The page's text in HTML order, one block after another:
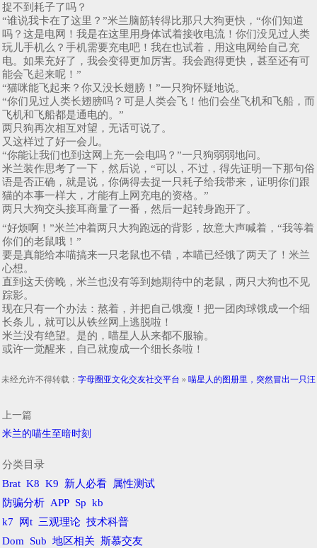
捉不到耗子了吗？
“谁说我卡在了这里？”米兰脑筋转得比那只大狗更快，“你们知道
吗？这是电网！我是在这里用身体试着接收电流！你们没见过人类
玩儿手机么？手机需要充电吧！我在也试着，用这电网给自己充
电。如果充好了，我会变得更加厉害。我会跑得更快，甚至还有可
能会飞起来呢！”
“猫咪能飞起来？你又没长翅膀！”一只狗怀疑地说。
“你们见过人类长翅膀吗？可是人类会飞！他们会坐飞机和飞船，而
飞机和飞船都是通电的。”
两只狗再次相互对望，无话可说了。
又这样过了好一会儿。
“你能让我们也到这网上充一会电吗？”一只狗弱弱地问。
米兰装作思考了一下，然后说，“可以，不过，得先证明一下那句俗
语是否正确，就是说，你俩得去捉一只耗子给我带来，证明你们跟
猫的本事一样大，才能有上网充电的资格。”
两只大狗交头接耳商量了一番，然后一起转身跑开了。
“好烦啊！”米兰冲着两只大狗跑远的背影，故意大声喊着，“我等着
你们的老鼠哦！”
要是真能给本喵搞来一只老鼠也不错，本喵已经饿了两天了！米兰
心想。
直到这天傍晚，米兰也没有等到她期待中的老鼠，两只大狗也不见
踪影。
现在只有一个办法：熬着，并把自己饿瘦！把一团肉球饿成一个细
长条儿，就可以从铁丝网上逃脱啦！
米兰没有绝望。是的，喵星人从来都不服输。
或许一觉醒来，自己就瘦成一个细长条啦！
未经允许不得转载： 字母圈亚文化交友社交平台 » 喵星人的图册里，突然冒出一只汪
上一篇
米兰的喵生至暗时刻
分类目录
Brat K8 K9 新人必看
属性测试
防骗分析 APP Sp kb
k7
网t 三观理论 技术科普
Dom
Sub 地区相关 斯慕交友